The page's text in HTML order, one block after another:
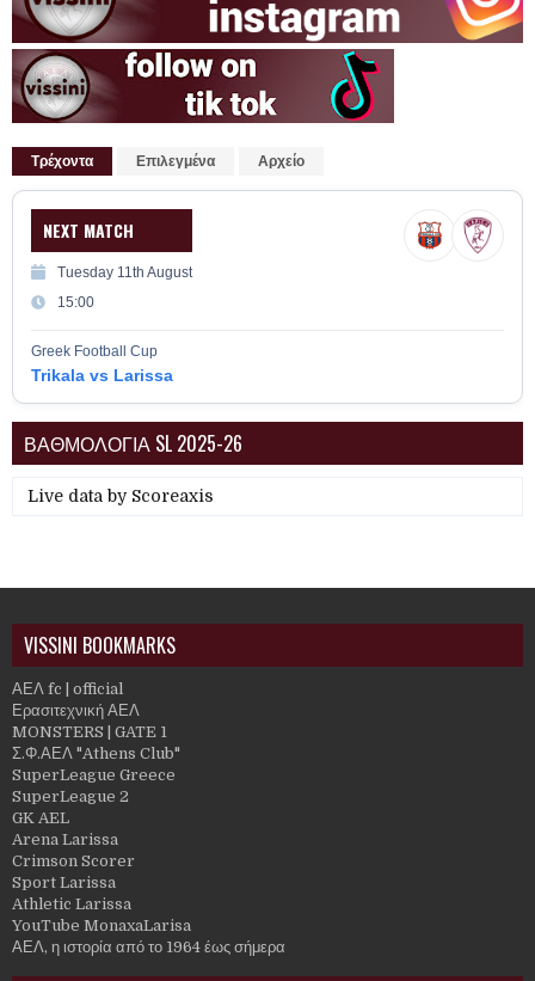
Τρέχοντα Επιλεγμένα Αρχείο
NEXT MATCH
Tuesday 11th August
15:00
Greek Football Cup
Trikala vs Larissa
ΒΑΘΜΟΛΟΓΙΑ SL 2025-26
Live data by Scoreaxis
VISSINI BOOKMARKS
ΑΕΛ fc | official
Ερασιτεχνική ΑΕΛ
MONSTERS | GATE 1
Σ.Φ.ΑΕΛ "Athens Club"
SuperLeague Greece
SuperLeague 2
GK AEL
Arena Larissa
Crimson Scorer
Sport Larissa
Athletic Larissa
YouTube MonaxaLarisa
ΑΕΛ, η ιστορία από το 1964 έως σήμερα